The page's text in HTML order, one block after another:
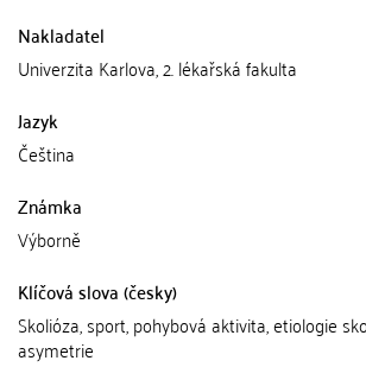
Nakladatel
Univerzita Karlova, 2. lékařská fakulta
Jazyk
Čeština
Známka
Výborně
Klíčová slova (česky)
Skolióza, sport, pohybová aktivita, etiologie
asymetrie